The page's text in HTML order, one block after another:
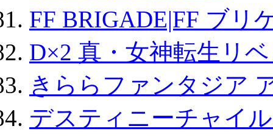
FF BRIGADE|FF ブリ
D×2 真・女神転生リ
きららファンタジア
デスティニーチャイ